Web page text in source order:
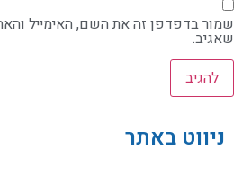
שמור בדפדפן זה את השם, האימייל
שאגיב.
ניווט באתר